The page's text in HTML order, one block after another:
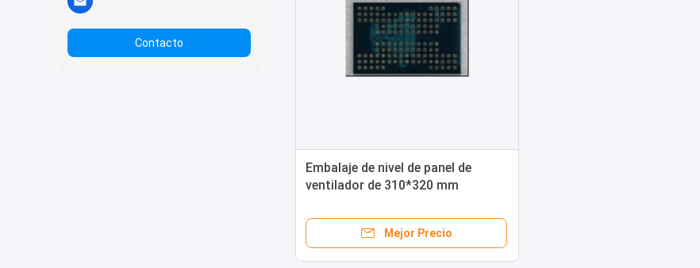
Contacto
Embalaje de nivel de panel de
ventilador de 310*320 mm
Mejor Precio